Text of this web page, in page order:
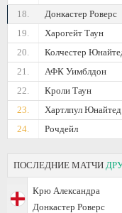
18. Донкастер Роверс
19.
Харогейт Таун
20.
Колчестер
21.
АФК Уимблдон
22.
Кроли Таун
23.
Хартлпул Юнайтед
24.
Рочдейл
ПОСЛЕДНИЕ МАТЧИ
Крю Александра
Донкастер Роверс